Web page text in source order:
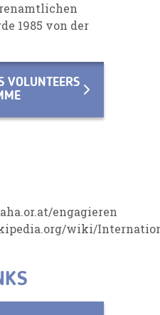
1985 von der
VOLUNTEERS
engagieren
wiki/